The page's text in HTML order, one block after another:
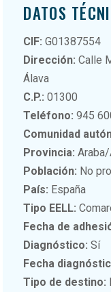
DATOS
CIF: G01387554
Dirección: Calle
Álava
C.P.: 01300
Teléfono: 945
Comunidad
Provincia:
Población: No
País: España
Tipo EELL:
Fecha de
Diagnóstico: Sí
Fecha
Tipo de destino: